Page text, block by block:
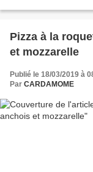
Pizza à la
et mozzarelle
Publié le 18/03/2019 à
Par CARDAMOME